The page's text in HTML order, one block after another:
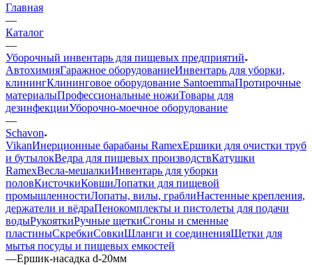
Главная
—
Каталог
—
Уборочный инвентарь для пищевых предприятий
АвтохимияГаражное оборудованиеИнвентарь для уборки,
клинингКлининговое оборудование SantoemmaПротирочные
материалыПрофессиональные ножиТовары для
дезинфекцииУборочно-моечное оборудование
—
Schavon
VikanИнерционные барабаны RamexЕршики для очистки труб
и бутылокВедра для пищевых производствКатушки
RamexВесла-мешалкиИнвентарь для уборки
половКисточкиКовшиЛопатки для пищевой
промышленностиЛопаты, вилы, граблиНастенные крепления,
держатели и вёдраПенокомплекты и пистолеты для подачи
водыРукояткиРучные щеткиСгоны и сменные
пластиныСкребкиСовкиШланги и соединенияЩетки для
мытья посуды и пищевых емкостей
—Ершик-насадка d-20мм